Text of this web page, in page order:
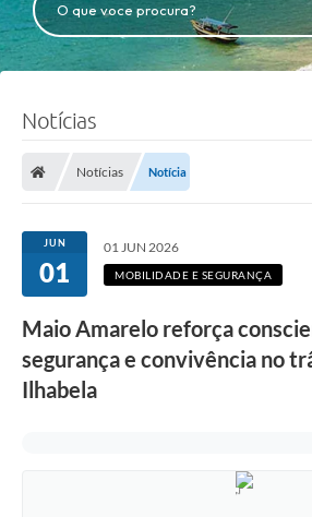
O que voce procura?
Notícias
Notícias Notícia
JUN
01
01 JUN 2026
MOBILIDADE E SEGURANÇA
Maio Amarelo reforça
segurança e convivência no
Ilhabela